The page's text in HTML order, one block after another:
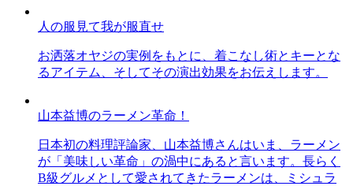
人の服見て我が服直せ
お洒落オヤジの実例をもとに、着こなし術とキーとな
るアイテム、そしてその演出効果をお伝えします。
山本益博のラーメン革命！
日本初の料理評論家、山本益博さんはいま、ラーメン
が「美味しい革命」の渦中にあると言います。長らく
B級グルメとして愛されてきたラーメンは、ミシュラ